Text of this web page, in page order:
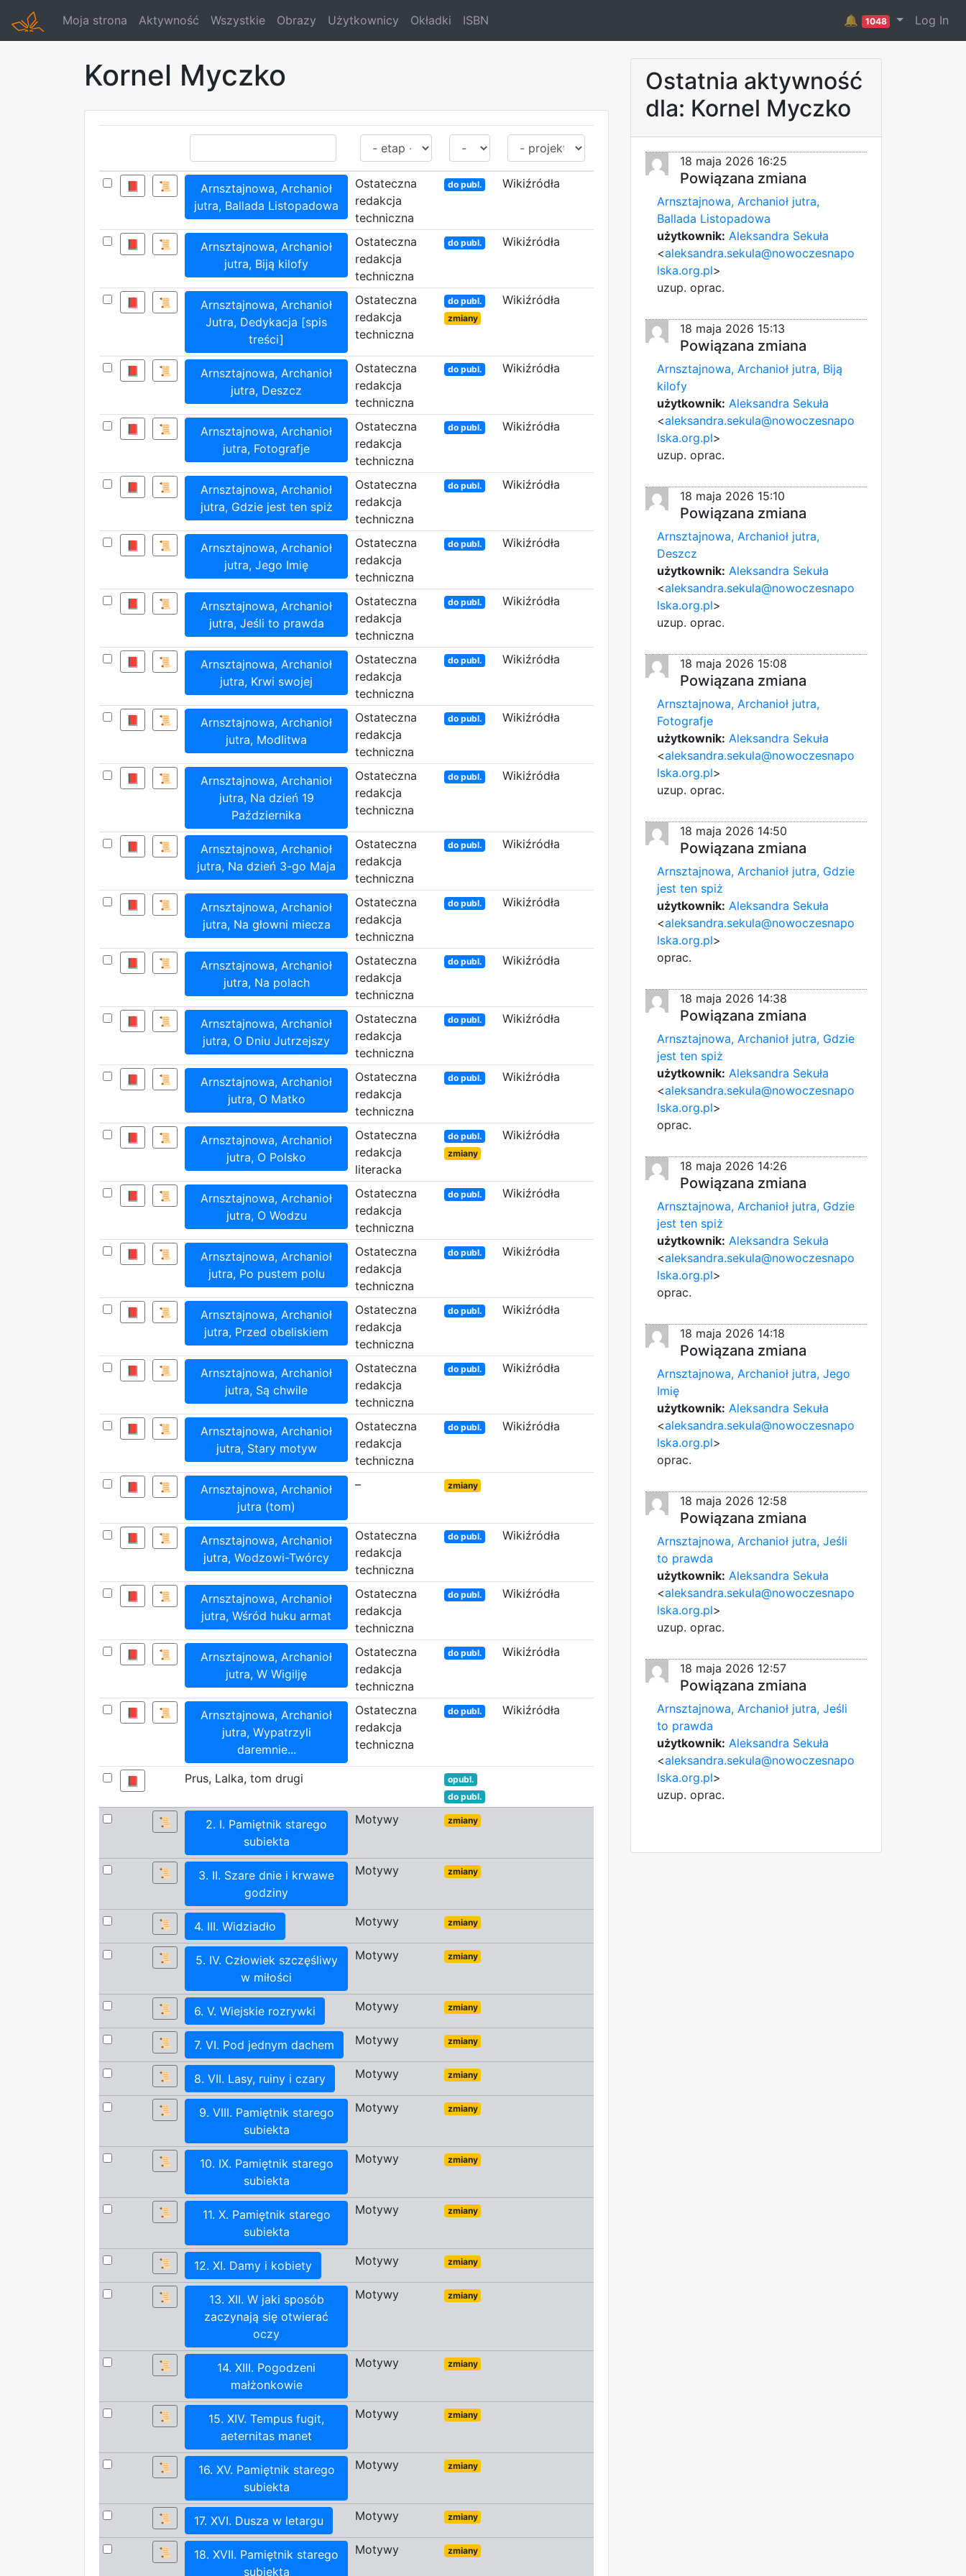
Moja strona Aktywność Wszystkie Obrazy Użytkownicy Okładki ISBN 🔔 1048 Log In
Kornel Myczko
📕 📜
Arnsztajnowa, Archanioł
jutra, Ballada Listopadowa
Ostateczna
redakcja
techniczna
do publ. Wikiźródła
📕 📜
Arnsztajnowa, Archanioł
jutra, Biją kilofy
Ostateczna
redakcja
techniczna
do publ. Wikiźródła
📕 📜
Arnsztajnowa, Archanioł
Jutra, Dedykacja [spis
treści]
Ostateczna
redakcja
techniczna
do publ.
zmiany
Wikiźródła
📕 📜
Arnsztajnowa, Archanioł
jutra, Deszcz
Ostateczna
redakcja
techniczna
do publ. Wikiźródła
📕 📜
Arnsztajnowa, Archanioł
jutra, Fotografje
Ostateczna
redakcja
techniczna
do publ. Wikiźródła
📕 📜
Arnsztajnowa, Archanioł
jutra, Gdzie jest ten spiż
Ostateczna
redakcja
techniczna
do publ. Wikiźródła
📕 📜
Arnsztajnowa, Archanioł
jutra, Jego Imię
Ostateczna
redakcja
techniczna
do publ. Wikiźródła
📕 📜
Arnsztajnowa, Archanioł
jutra, Jeśli to prawda
Ostateczna
redakcja
techniczna
do publ. Wikiźródła
📕 📜
Arnsztajnowa, Archanioł
jutra, Krwi swojej
Ostateczna
redakcja
techniczna
do publ. Wikiźródła
📕 📜
Arnsztajnowa, Archanioł
jutra, Modlitwa
Ostateczna
redakcja
techniczna
do publ. Wikiźródła
📕 📜
Arnsztajnowa, Archanioł
jutra, Na dzień 19
Października
Ostateczna
redakcja
techniczna
do publ. Wikiźródła
📕 📜
Arnsztajnowa, Archanioł
jutra, Na dzień 3-go Maja
Ostateczna
redakcja
techniczna
do publ. Wikiźródła
📕 📜
Arnsztajnowa, Archanioł
jutra, Na głowni miecza
Ostateczna
redakcja
techniczna
do publ. Wikiźródła
📕 📜
Arnsztajnowa, Archanioł
jutra, Na polach
Ostateczna
redakcja
techniczna
do publ. Wikiźródła
📕 📜
Arnsztajnowa, Archanioł
jutra, O Dniu Jutrzejszy
Ostateczna
redakcja
techniczna
do publ. Wikiźródła
📕 📜
Arnsztajnowa, Archanioł
jutra, O Matko
Ostateczna
redakcja
techniczna
do publ. Wikiźródła
📕 📜
Arnsztajnowa, Archanioł
jutra, O Polsko
Ostateczna
redakcja
literacka
do publ.
zmiany
Wikiźródła
📕 📜
Arnsztajnowa, Archanioł
jutra, O Wodzu
Ostateczna
redakcja
techniczna
do publ. Wikiźródła
📕 📜
Arnsztajnowa, Archanioł
jutra, Po pustem polu
Ostateczna
redakcja
techniczna
do publ. Wikiźródła
📕 📜
Arnsztajnowa, Archanioł
jutra, Przed obeliskiem
Ostateczna
redakcja
techniczna
do publ. Wikiźródła
📕 📜
Arnsztajnowa, Archanioł
jutra, Są chwile
Ostateczna
redakcja
techniczna
do publ. Wikiźródła
📕 📜
Arnsztajnowa, Archanioł
jutra, Stary motyw
Ostateczna
redakcja
techniczna
do publ. Wikiźródła
📕 📜
Arnsztajnowa, Archanioł
jutra (tom)
– zmiany
📕 📜
Arnsztajnowa, Archanioł
jutra, Wodzowi-Twórcy
Ostateczna
redakcja
techniczna
do publ. Wikiźródła
📕 📜
Arnsztajnowa, Archanioł
jutra, Wśród huku armat
Ostateczna
redakcja
techniczna
do publ. Wikiźródła
📕 📜
Arnsztajnowa, Archanioł
jutra, W Wigilję
Ostateczna
redakcja
techniczna
do publ. Wikiźródła
📕 📜
Arnsztajnowa, Archanioł
jutra, Wypatrzyli
daremnie...
Ostateczna
redakcja
techniczna
do publ. Wikiźródła
📕 Prus, Lalka, tom drugi
opubl.
do publ.
📜
2. I. Pamiętnik starego
subiekta
Motywy zmiany
📜
3. II. Szare dnie i krwawe
godziny
Motywy zmiany
📜 4. III. Widziadło Motywy zmiany
📜
5. IV. Człowiek szczęśliwy
w miłości
Motywy zmiany
📜 6. V. Wiejskie rozrywki Motywy zmiany
📜 7. VI. Pod jednym dachem Motywy zmiany
📜 8. VII. Lasy, ruiny i czary Motywy zmiany
📜
9. VIII. Pamiętnik starego
subiekta
Motywy zmiany
📜
10. IX. Pamiętnik starego
subiekta
Motywy zmiany
📜
11. X. Pamiętnik starego
subiekta
Motywy zmiany
📜 12. XI. Damy i kobiety Motywy zmiany
📜
13. XII. W jaki sposób
zaczynają się otwierać
oczy
Motywy zmiany
📜
14. XIII. Pogodzeni
małżonkowie
Motywy zmiany
📜
15. XIV. Tempus fugit,
aeternitas manet
Motywy zmiany
📜
16. XV. Pamiętnik starego
subiekta
Motywy zmiany
📜 17. XVI. Dusza w letargu Motywy zmiany
📜
18. XVII. Pamiętnik starego
subiekta
Motywy zmiany
Ostatnia aktywność
dla: Kornel Myczko
18 maja 2026 16:25
Powiązana zmiana
Arnsztajnowa, Archanioł jutra,
Ballada Listopadowa
użytkownik: Aleksandra Sekuła
<aleksandra.sekula@nowoczesnapo
lska.org.pl>
uzup. oprac.
18 maja 2026 15:13
Powiązana zmiana
Arnsztajnowa, Archanioł jutra, Biją
kilofy
użytkownik: Aleksandra Sekuła
<aleksandra.sekula@nowoczesnapo
lska.org.pl>
uzup. oprac.
18 maja 2026 15:10
Powiązana zmiana
Arnsztajnowa, Archanioł jutra,
Deszcz
użytkownik: Aleksandra Sekuła
<aleksandra.sekula@nowoczesnapo
lska.org.pl>
uzup. oprac.
18 maja 2026 15:08
Powiązana zmiana
Arnsztajnowa, Archanioł jutra,
Fotografje
użytkownik: Aleksandra Sekuła
<aleksandra.sekula@nowoczesnapo
lska.org.pl>
uzup. oprac.
18 maja 2026 14:50
Powiązana zmiana
Arnsztajnowa, Archanioł jutra, Gdzie
jest ten spiż
użytkownik: Aleksandra Sekuła
<aleksandra.sekula@nowoczesnapo
lska.org.pl>
oprac.
18 maja 2026 14:38
Powiązana zmiana
Arnsztajnowa, Archanioł jutra, Gdzie
jest ten spiż
użytkownik: Aleksandra Sekuła
<aleksandra.sekula@nowoczesnapo
lska.org.pl>
oprac.
18 maja 2026 14:26
Powiązana zmiana
Arnsztajnowa, Archanioł jutra, Gdzie
jest ten spiż
użytkownik: Aleksandra Sekuła
<aleksandra.sekula@nowoczesnapo
lska.org.pl>
oprac.
18 maja 2026 14:18
Powiązana zmiana
Arnsztajnowa, Archanioł jutra, Jego
Imię
użytkownik: Aleksandra Sekuła
<aleksandra.sekula@nowoczesnapo
lska.org.pl>
oprac.
18 maja 2026 12:58
Powiązana zmiana
Arnsztajnowa, Archanioł jutra, Jeśli
to prawda
użytkownik: Aleksandra Sekuła
<aleksandra.sekula@nowoczesnapo
lska.org.pl>
uzup. oprac.
18 maja 2026 12:57
Powiązana zmiana
Arnsztajnowa, Archanioł jutra, Jeśli
to prawda
użytkownik: Aleksandra Sekuła
<aleksandra.sekula@nowoczesnapo
lska.org.pl>
uzup. oprac.